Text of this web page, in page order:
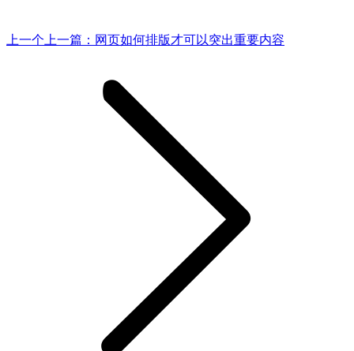
上一个 上一篇： 网页如何排版才可以突出重要内容